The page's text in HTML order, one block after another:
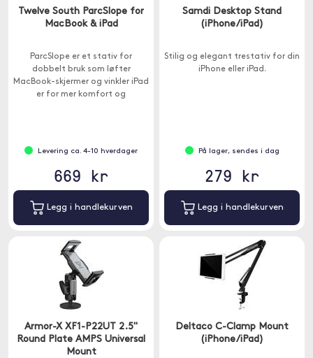
Twelve South ParcSlope for
MacBook & iPad
ParcSlope er et stativ for
dobbelt bruk som løfter
MacBook-skjermer og vinkler iPad
er for mer komfort og
Levering ca. 4-10 hverdager
669 kr
Legg i handlekurven
Samdi Desktop Stand
(iPhone/iPad)
Stilig og elegant trestativ for din
iPhone eller iPad.
På lager, sendes i dag
279 kr
Legg i handlekurven
Armor-X XF1-P22UT 2.5"
Round Plate AMPS Universal
Mount
Deltaco C-Clamp Mount
(iPhone/iPad)